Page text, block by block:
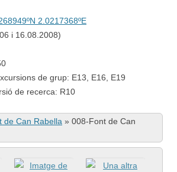
2.0217368ºE
i 16.08.2008)
de grup: E13, E16, E19
de recerca: R10
de Can Rabella » 008-Font de Can